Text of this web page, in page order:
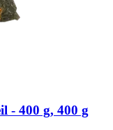
-​ 400 g, 400 g